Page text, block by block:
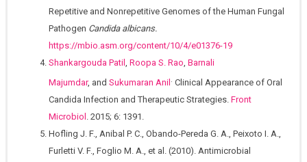
Repetitive and Nonrepetitive Genomes of the Human Fungal
Pathogen Candida albicans.
https://mbio.asm.org/content/10/4/e01376-19
Shankargouda Patil Roopa S. Rao Barnali
Majumdar, and Sukumaran Anil . Clinical Appearance of Oral
Candida Infection and Therapeutic Strategies. Front
Microbiol . 2015; 6: 1391.
Hofling J. F., Anibal P. C., Obando-Pereda G. A., Peixoto I. A.,
Furletti V. F., Foglio M. A., et al. (2010). Antimicrobial